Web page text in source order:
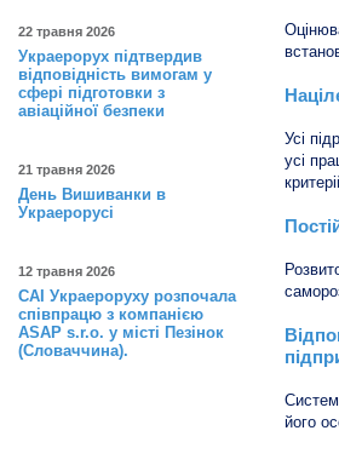
22 травня 2026
Украерорух підтвердив
відповідність вимогам у
сфері підготовки з
авіаційної безпеки
21 травня 2026
День Вишиванки в
Украерорусі
12 травня 2026
САІ Украероруху розпочала
співпрацю з компанією
ASAP s.r.o. у місті Пезінок
(Словаччина).
Усі
усі
його